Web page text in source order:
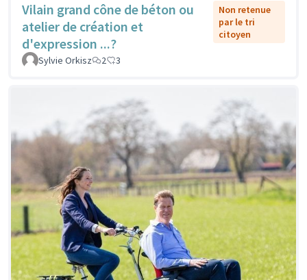
Vilain grand cône de béton ou
atelier de création et
d'expression ...?
Non retenue
par le tri
citoyen
Sylvie Orkisz 2 3